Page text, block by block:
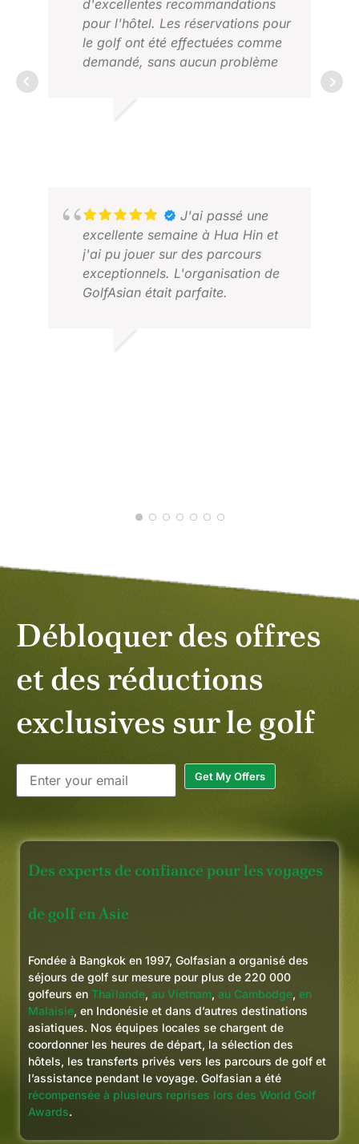
d'excellentes recommandations
pour l'hôtel. Les réservations pour
le golf ont été effectuées comme
demandé, sans aucun problème
et la voiture très confortable. Le
J'ai passé une
excellente semaine à Hua Hin et
j'ai pu jouer sur des parcours
exceptionnels. L'organisation de
GolfAsian était parfaite.
Débloquer des offres
et des réductions
exclusives sur le golf
Get My Offers
Des experts de confiance pour les voyages
de golf en Asie
Fondée à Bangkok en 1997, Golfasian a organisé des
séjours de golf sur mesure pour plus de 220 000
golfeurs en Thaïlande, au Vietnam, au Cambodge, en
Malaisie, en Indonésie et dans d’autres destinations
asiatiques. Nos équipes locales se chargent de
coordonner les heures de départ, la sélection des
hôtels, les transferts privés vers les parcours de golf et
l’assistance pendant le voyage. Golfasian a été
récompensée à plusieurs reprises lors des World Golf
Awards.